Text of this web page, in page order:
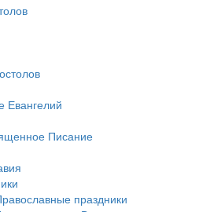
Евангелий
Писание
праздники